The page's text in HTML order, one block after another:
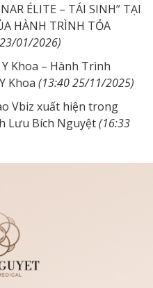
ÉLITE – TÁI SINH” TẠI
HÀNH TRÌNH TỎA
01/2026)
Khoa – Hành Trình
Khoa (13:40 25/11/2025)
Vbiz xuất hiện trong
Lưu Bích Nguyệt(16:33